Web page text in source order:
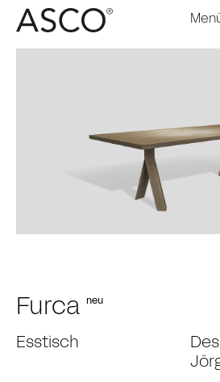
Furca neu
Esstisch